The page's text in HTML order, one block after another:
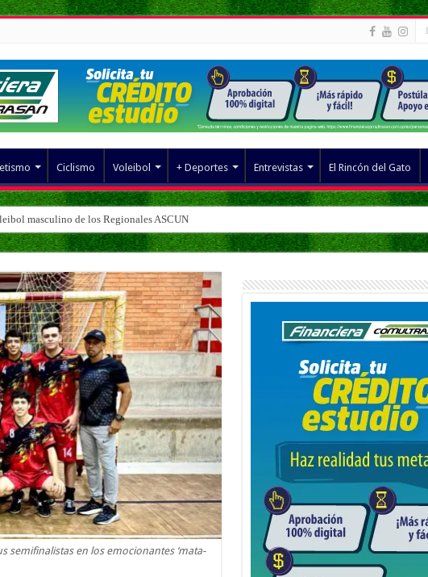
Ciclismo Voleibol + Deportes Entrevistas El Rincón del Gato
masculino de los Regionales ASCUN
de los Regionales ASCUN
semifinalistas en los emocionantes ‘mata-